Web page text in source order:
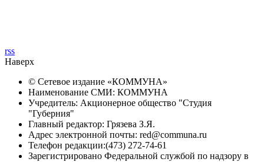
rss
Наверх
© Сетевое издание «КОММУНА»
Наименование СМИ: КОММУНА
Учредитель: Акционерное общество "Студия
"Губерния"
Главный редактор: Грязева З.Я.
Адрес электронной почты: red@communa.ru
Телефон редакции:(473) 272-74-61
Зарегистрировано Федеральной службой по надзору в